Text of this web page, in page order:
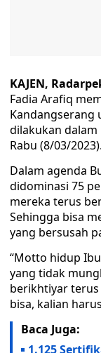
KAJEN,
Fadia Arafiq
Kandangserang
dilakukan
Rabu (8/03/2023).
Dalam agenda
didominasi 75
mereka terus
Sehingga bisa
yang bersusah
“Motto hidup
yang tidak
berikhtiyar terus
bisa, kalian
Baca Juga:
1.125